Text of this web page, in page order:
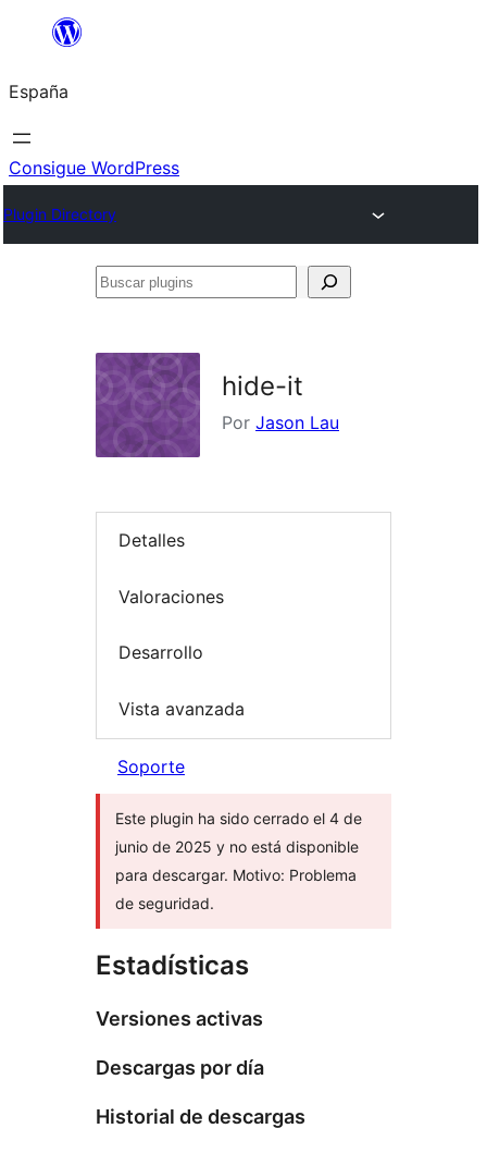
Saltar
contenido
España
Consigue WordPress
Plugin Directory
Buscar
hide-it
Por Jason Lau
Detalles
Valoraciones
Desarrollo
Vista avanzada
Soporte
Este plugin ha sido cerrado el 4 de
junio de 2025 y no está disponible
para descargar. Motivo: Problema
de seguridad.
Estadísticas
Versiones activas
Descargas por día
Historial de descargas